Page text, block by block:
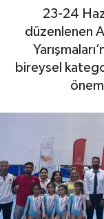
23-24
düzenlenen
bireysel
EKONOMİ
ELAZIĞ
GENEL
HABERDE
KÜLTÜR-
Haber Arşivi